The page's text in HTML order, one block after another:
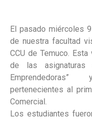
El pasado miércoles
de nuestra facultad
CCU de Temuco.
de las asignaturas
pertenecientes al
Comercial.
Los estudiantes